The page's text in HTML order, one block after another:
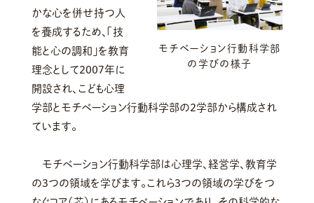
モチベーション行動科学部
の学びの様子
かな心を併せ持つ人
を養成するため、「技
能と心の調和」を教育
理念として2007年に
開設され、こども心理
学部とモチベーション行動科学部の2学部から構成され
ています。
モチベーション行動科学部は心理学、経営学、教育学
の3つの領域を学びます。これら3つの領域の学びをつ